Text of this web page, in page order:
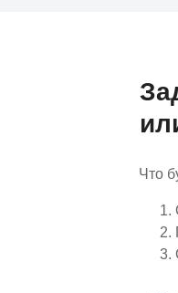
Что